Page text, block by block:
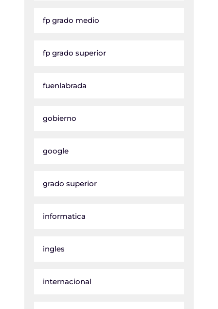
fp grado medio
fp grado superior
fuenlabrada
gobierno
google
grado superior
informatica
ingles
internacional